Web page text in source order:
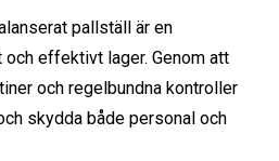
pallställ är en
effektivt lager. Genom att
och regelbundna kontroller
skydda både personal och